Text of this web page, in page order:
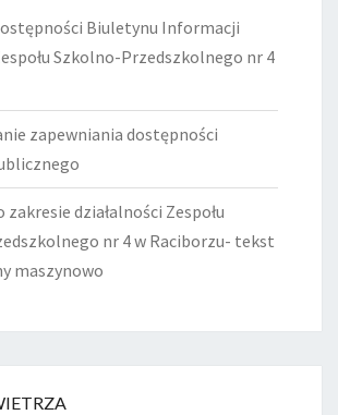
Biuletynu Informacji
Szkolno-Przedszkolnego nr 4
zapewniania dostępności
działalności Zespołu
nr 4 w Raciborzu- tekst
maszynowo